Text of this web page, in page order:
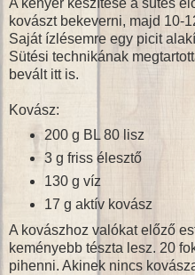
kovászt bekeverni, majd 10-
Saját ízlésemre egy picit
Sütési technikának
bevált itt is.
Kovász:
200 g BL 80 lisz
3 g friss élesztő
130 g víz
17 g aktív kovász
A kovászhoz valókat előző
keményebb tészta lesz. 20
pihenni. Akinek nincs